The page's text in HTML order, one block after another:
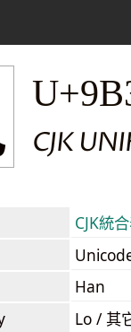
CJK
CJK統
Han
Lo / 其